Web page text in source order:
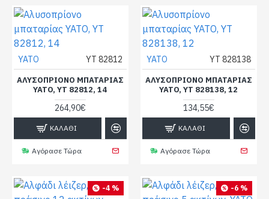
YATO YT 82812
ΑΛΥΣΟΠΡΊΟΝΟ ΜΠΑΤΑΡΊΑΣ
YATO, YT 82812, 14
264,90€
ΚΑΛΆΘΙ
Αγόρασε Τώρα
YATO YT 828138
ΑΛΥΣΟΠΡΊΟΝΟ ΜΠΑΤΑΡΊΑΣ
YATO, YT 828138, 12
134,55€
ΚΑΛΆΘΙ
Αγόρασε Τώρα
-4 % -6 %